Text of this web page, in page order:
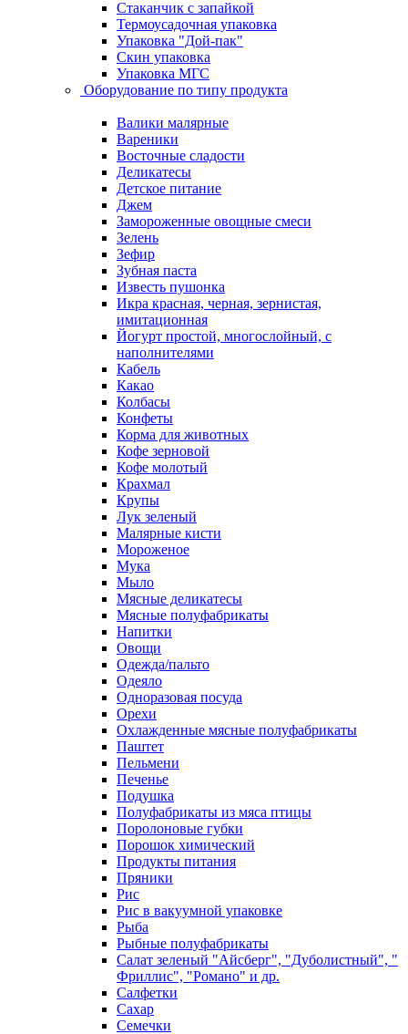
Стаканчик с запайкой
Термоусадочная упаковка
Упаковка "Дой-пак"
Скин упаковка
Упаковка МГС
Оборудование по типу продукта
Валики малярные
Вареники
Восточные сладости
Деликатесы
Детское питание
Джем
Замороженные овощные смеси
Зелень
Зефир
Зубная паста
Известь пушонка
Икра красная, черная, зернистая,
имитационная
Йогурт простой, многослойный, с
наполнителями
Кабель
Какао
Колбасы
Конфеты
Корма для животных
Кофе зерновой
Кофе молотый
Крахмал
Крупы
Лук зеленый
Малярные кисти
Мороженое
Мука
Мыло
Мясные деликатесы
Мясные полуфабрикаты
Напитки
Овощи
Одежда/пальто
Одеяло
Одноразовая посуда
Орехи
Охлажденные мясные полуфабрикаты
Паштет
Пельмени
Печенье
Подушка
Полуфабрикаты из мяса птицы
Поролоновые губки
Порошок химический
Продукты питания
Пряники
Рис
Рис в вакуумной упаковке
Рыба
Рыбные полуфабрикаты
Салат зеленый "Айсберг", "Дуболистный", "
Фриллис", "Романо" и др.
Салфетки
Сахар
Семечки